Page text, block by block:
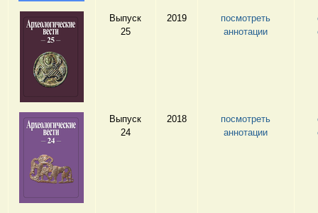
Выпуск
25
2019
посмотреть
аннотации
Выпуск
24
2018
посмотреть
аннотации